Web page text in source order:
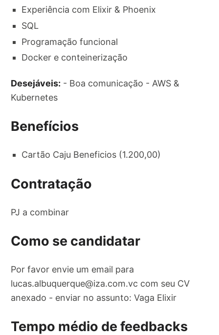
Experiência com Elixir & Phoenix
SQL
Programação funcional
Docker e conteinerização
Desejáveis: - Boa comunicação - AWS &
Kubernetes
Benefícios
Cartão Caju Beneficios (1.200,00)
Contratação
PJ a combinar
Como se candidatar
Por favor envie um email para
lucas.albuquerque@iza.com.vc com seu CV
anexado - enviar no assunto: Vaga Elixir
Tempo médio de feedbacks